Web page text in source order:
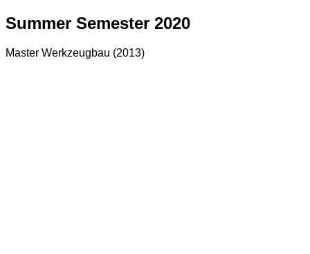
Summer Semester 2020
Master Werkzeugbau (2013)